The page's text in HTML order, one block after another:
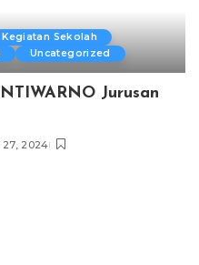
Kegiatan Sekolah
Uncategorized
Jurusan
27, 2024